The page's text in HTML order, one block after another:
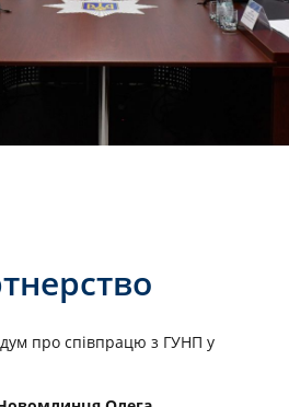
про співпрацю з ГУНП у